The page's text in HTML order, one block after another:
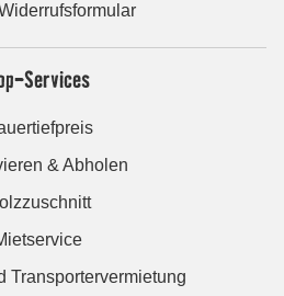
Services
& Abholen
Transportervermietung